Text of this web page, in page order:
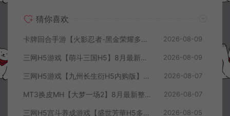
猜你喜欢
卡牌回合手游【火影忍者-黑金荣耀多区跨服平台币内购版】8月最新整理Linux手工服务端+CDK授权后台+安卓+详细搭建教程+视频教程 2026-08-09
三网H5游戏【萌斗三国H5】8月最新整理Win一键服务端+GM充值后台+简易安卓客户端+详细搭建教程+视频教程 2026-08-09
三网H5游戏【九州长生衍H5内购版】8月最新整理Linux手工服务端+管理后台+GM授权后台+简易安卓客户端+详细搭建教程+视频教程 2026-08-07
MT3换皮MH【大梦一场2】8月最新整理Linux手工服务端+源码+管理后台+安卓苹果双端+详细搭建教程+视频教程 2026-08-07
三网H5宫斗养成游戏【盛世芳華H5多区跨服代金券内购优化版】8月最新整理Linux手工服务端+CDK授权后台+全资源安卓+详细搭建教程+视频教程 2026-08-05